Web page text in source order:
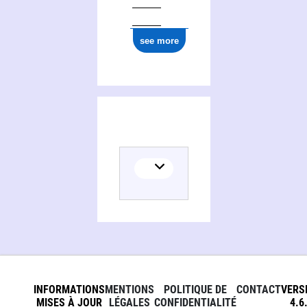
see more
INFORMATIONS
MISES À JOUR
MENTIONS
LÉGALES
POLITIQUE DE
CONFIDENTIALITÉ
CONTACT